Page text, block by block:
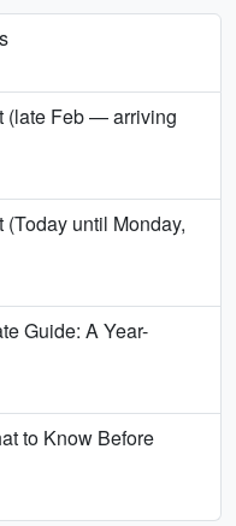
(late Feb — arriving
until Monday,
Guide: A Year-
to Know Before